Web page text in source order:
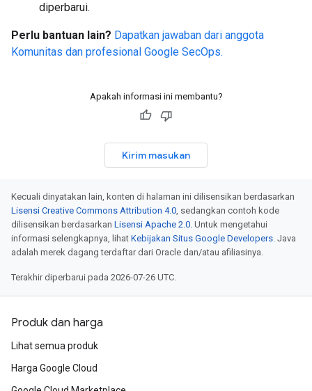
diperbarui.
Perlu bantuan lain? Dapatkan jawaban dari anggota
Komunitas dan profesional Google SecOps.
Apakah informasi ini membantu?
Kirim masukan
Kecuali dinyatakan lain, konten di halaman ini dilisensikan berdasarkan
Lisensi Creative Commons Attribution 4.0, sedangkan contoh kode
dilisensikan berdasarkan Lisensi Apache 2.0. Untuk mengetahui
informasi selengkapnya, lihat Kebijakan Situs Google Developers. Java
adalah merek dagang terdaftar dari Oracle dan/atau afiliasinya.
Terakhir diperbarui pada 2026-07-26 UTC.
Produk dan harga
Lihat semua produk
Harga Google Cloud